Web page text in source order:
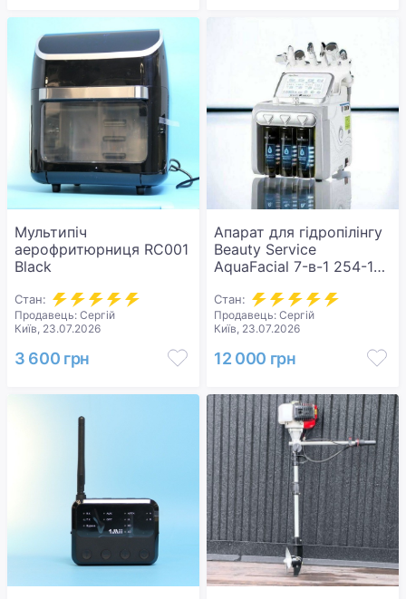
Мультипіч
аерофритюрниця RC001
Black
Стан:
Продавець: Сергій
Київ, 23.07.2026
3 600 грн
Апарат для гідропілінгу
Beauty Service
AquaFacial 7-в-1 254-1
Професійний
косметологічний
комбайн.
Стан:
Продавець: Сергій
Київ, 23.07.2026
12 000 грн